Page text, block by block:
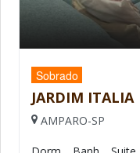
Sobrado
JARDIM ITALIA
AMPARO-SP